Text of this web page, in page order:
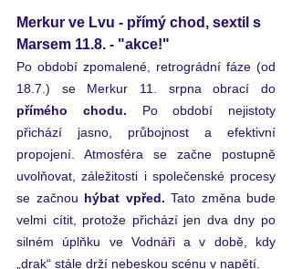
Merkur ve Lvu - přímý chod, sextil s
Marsem 11.8. - "akce!"
Po období zpomalené, retrográdní fáze (od
18.7.) se Merkur 11. srpna obrací do
přímého chodu.
Po období nejistoty
přichází jasno, průbojnost a efektivní
propojení. Atmosféra se začne postupně
uvolňovat, záležitosti i společenské procesy
se začnou hýbat vpřed. Tato změna bude
velmi cítit, protože přichází jen dva dny po
silném úplňku ve Vodnáři a v době, kdy
„drak“ stále drží nebeskou scénu v napětí.